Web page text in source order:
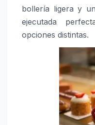
bollería ligera y
ejecutada
opciones distintas.